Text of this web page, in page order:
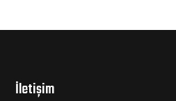
İletişim